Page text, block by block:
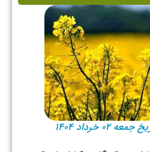
خرداد ۱۴۰۴